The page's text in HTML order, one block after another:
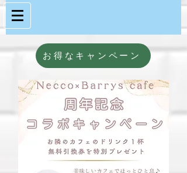
お得なキャンペーン